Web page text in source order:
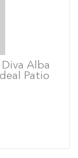
Alba
Patio